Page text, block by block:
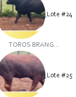
Lote #24
TOROS BRANG...
Lote #25